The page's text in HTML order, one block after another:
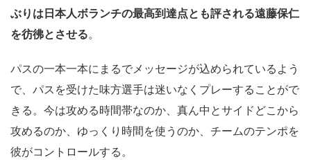
ぶりは日本人ボランチの最高到達点とも評される遠藤保仁
を彷彿とさせる。
パスの一本一本にまるでメッセージが込められているよう
で、パスを受けた味方選手は迷いなくプレーすることがで
きる。今は攻める時間帯なのか、真ん中とサイドどこから
攻めるのか、ゆっくり時間を使うのか、チームのテンポを
彼がコントロールする。